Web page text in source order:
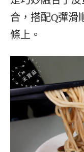
合，搭配Q彈滑
條上。